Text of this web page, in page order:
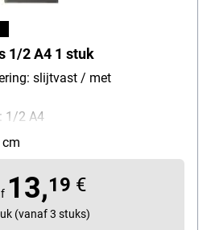
1/2 A4 1 stuk
slijtvast / met
1/2 A4
rubberen binding
/ polypropyleen
13,19 €
(vanaf 3 stuks)